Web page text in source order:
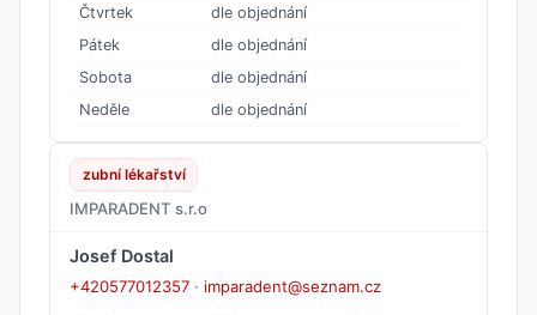
Čtvrtek
dle objednání
Pátek
dle objednání
Sobota
dle objednání
Neděle
dle objednání
zubní lékařství
IMPARADENT s.r.o
Josef Dostal
+420577012357 · imparadent@seznam.cz